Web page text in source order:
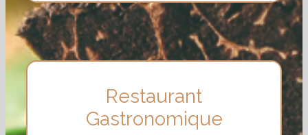
Restaurant
Gastronomique